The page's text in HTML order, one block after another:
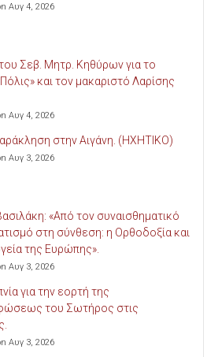
Αυγ 4, 2026
Σεβ. Μητρ. Κηθύρων για το
και τον μακαριστό Λαρίσης
Αυγ 4, 2026
στην Αιγάνη. (ΗΧΗΤΙΚΟ)
Αυγ 3, 2026
«Από τον συναισθηματικό
στη σύνθεση: η Ορθοδοξία και
της Ευρώπης».
Αυγ 3, 2026
για την εορτή της
του Σωτήρος στις
Αυγ 3, 2026